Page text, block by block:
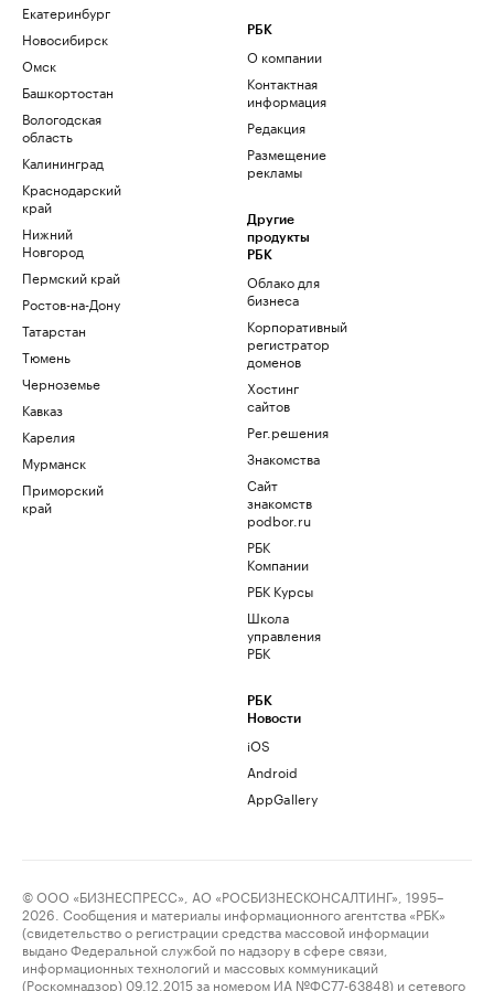
Екатеринбург
Новосибирск
Омск
Башкортостан
Вологодская
область
Калининград
Краснодарский
край
Нижний
Новгород
Пермский край
Ростов-на-Дону
Татарстан
Тюмень
Черноземье
Кавказ
Карелия
Мурманск
Приморский
край
РБК
О компании
Контактная
информация
Редакция
Размещение
рекламы
Другие
продукты
РБК
Облако для
бизнеса
Корпоративный
регистратор
доменов
Хостинг
сайтов
Рег.решения
Знакомства
Сайт
знакомств
podbor.ru
РБК
Компании
РБК Курсы
Школа
управления
РБК
РБК
Новости
iOS
Android
AppGallery
© ООО «БИЗНЕСПРЕСС», АО «РОСБИЗНЕСКОНСАЛТИНГ», 1995–
2026. Сообщения и материалы информационного агентства «РБК»
(свидетельство о регистрации средства массовой информации
выдано Федеральной службой по надзору в сфере связи,
информационных технологий и массовых коммуникаций
(Роскомнадзор) 09.12.2015 за номером ИА №ФС77-63848) и сетевого